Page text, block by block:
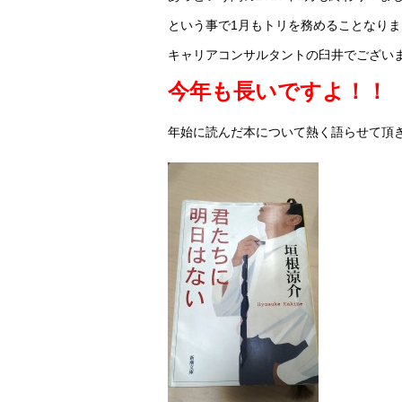
という事で1月もトリを務めることなり
キャリアコンサルタントの臼井でござい
今年も長いですよ！！
年始に読んだ本について熱く語らせて頂